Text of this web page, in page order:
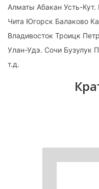
Алматы Абакан Усть-
Чита Югорск Балаково
Владивосток Троицк
Улан-Удэ. Сочи Бузулук
т.д.